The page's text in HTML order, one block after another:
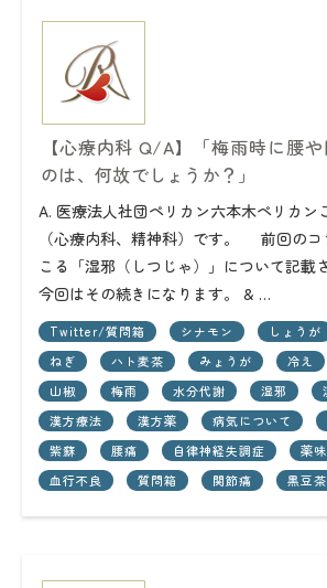
【心療内科 Q/A】「梅雨時に腰
のは、何故でしょうか？」
A. 医療法人社団ペリカン六本木ペリカン
（心療内科、精神科）です。 前回のコ
こる「湿邪（しつじゃ）」について記載
今回はその続きになります。 & …
Twitter/質問箱 シナモン しょうが
ねぎ
ハト麦茶 みょうが 冷え
山椒
梅雨 水分代謝 湿邪
漢方療法
漢方薬 病気について
紫蘇
腰痛 自律神経失調症 薬味
血行不良
質問箱 関節痛 黒豆茶